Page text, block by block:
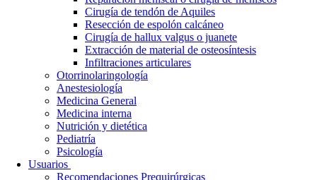
Cirugía de tendón de Aquiles
Resección de espolón calcáneo
Cirugía de hallux valgus o juanete
Extracción de material de osteosíntesis
Infiltraciones articulares
Otorrinolaringología
Anestesiología
Medicina General
Medicina interna
Nutrición y dietética
Pediatría
Psicología
Usuarios
Recomendaciones Prequirúrgicas